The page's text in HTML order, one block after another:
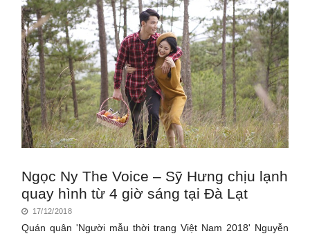
Ngọc Ny The Voice – Sỹ Hưng chịu lạnh
quay hình từ 4 giờ sáng tại Đà Lạt
17/12/2018
Quán quân 'Người mẫu thời trang Việt Nam 2018' Nguyễn